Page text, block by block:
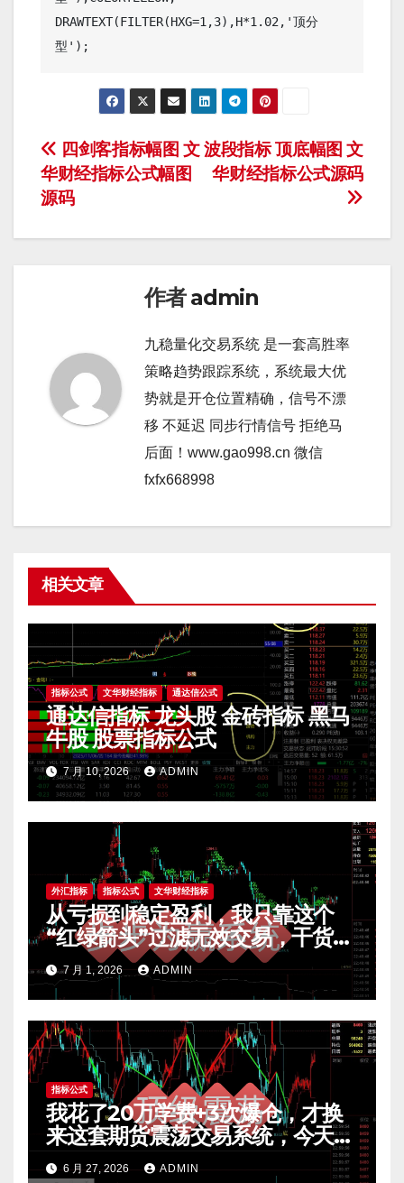
DRAWTEXT(FILTER(HXG=1,3),H*1.02,'顶分
文
章
导
波段指标 顶底幅图 文
华财经指标公式源码
四剑客指标幅图 文
华财经指标公式幅图
源码
作者admin
九稳量化交易系统 是一套高胜率
策略趋势跟踪系统，系统最大优
势就是开仓位置精确，信号不漂
移 不延迟 同步行情信号 拒绝马
后面！www.gao998.cn 微信
fxfx668998
相关文章
指标公式 文华财经指标 通达信公式
通达信指标 龙头股 金砖指标 黑马
牛股 股票指标公式
7 月 10, 2026 ADMIN
外汇指标 指标公式 文华财经指标
从亏损到稳定盈利，我只靠这个
“红绿箭头”过滤无效交易，干货全
公开 mt4指标
7 月 1, 2026 ADMIN
指标公式
我花了20万学费+3次爆仓，才换
来这套期货震荡交易系统，今天免
费公开核心逻辑
6 月 27, 2026 ADMIN